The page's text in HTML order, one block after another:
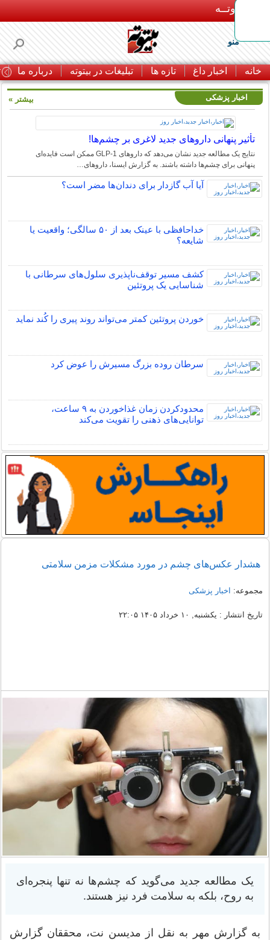
بـیتوتــه
منو
خانه اخبار داغ تازه ها تبلیغات در بیتوته درباره ما
اخبار پزشکی
تأثیر پنهانی داروهای جدید لاغری بر چشم‌ها!
نتایج یک مطالعه جدید نشان می‌دهد که داروهای GLP-1 ممکن است فایده‌ای
پنهانی برای چشم‌ها داشته باشند. به گزارش ایسنا، داروهای…
آیا آب گازدار برای دندان‌ها مضر است؟
خداحافظی با عینک بعد از ۵۰ سالگی؛ واقعیت یا
شایعه؟
کشف مسیر توقف‌ناپذیری سلول‌های سرطانی با
شناسایی یک پروتئین
خوردن پروتئین کمتر می‌تواند روند پیری را کُند نماید
سرطان روده بزرگ مسیرش را عوض کرد
محدودکردن زمان غذاخوردن به ۹ ساعت،
توانایی‌های ذهنی را تقویت می‌کند
بیشتر »
هشدار عکس‌های چشم در مورد مشکلات مزمن سلامتی
مجموعه: اخبار پزشکی
تاریخ انتشار : یکشنبه, ۱۰ خرداد ۱۴۰۵ ۲۲:۰۵
یک مطالعه جدید می‌گوید که چشم‌ها نه تنها پنجره‌ای
به روح، بلکه به سلامت فرد نیز هستند.
به گزارش مهر به نقل از مدیسن نت، محققان گزارش